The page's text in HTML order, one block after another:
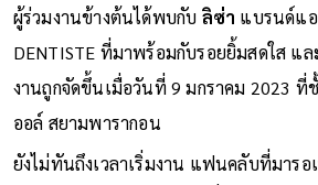
ผู้ร่วมงานข้างต้นได้พบกับ ลิซ่า แบรนด์แอ
DENTISTE ที่มาพร้อมกับรอยยิ้มสดใส แ
งานถูกจัดขึ้นเมื่อวันที่ 9 มกราคม 2023 ที่
ออล์ สยามพารากอน
ยังไม่ทันถึงเวลาเริ่มงาน แฟนคลับที่มารอ